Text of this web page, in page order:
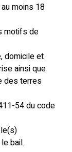
moins 18
motifs de
domicile et
ainsi que
des terres
54 du code
bail.